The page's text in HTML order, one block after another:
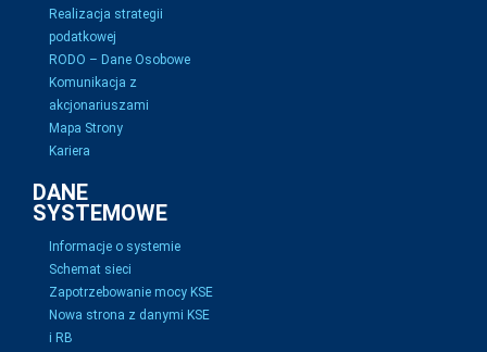
Realizacja strategii
podatkowej
RODO – Dane Osobowe
Komunikacja z
akcjonariuszami
Mapa Strony
Kariera
DANE
SYSTEMOWE
Informacje o systemie
Schemat sieci
Zapotrzebowanie mocy KSE
Nowa strona z danymi KSE
i RB